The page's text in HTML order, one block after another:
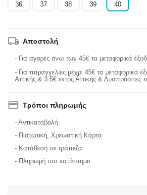
36 37 38 39 40
Αποστολή
- Για αγορές άνω των 45€ τα μεταφορικά
- Για παραγγελίες μέχρι 45€ τα μεταφορικά
Αττικής & 3.5€ εκτός Αττικής & Δυσπρόσιτες
Τρόποι πληρωμής
- Αντικαταβολή
- Πιστωτική, Χρεωστική Κάρτα
- Κατάθεση σε τράπεζα
- Πληρωμή στο κατάστημα